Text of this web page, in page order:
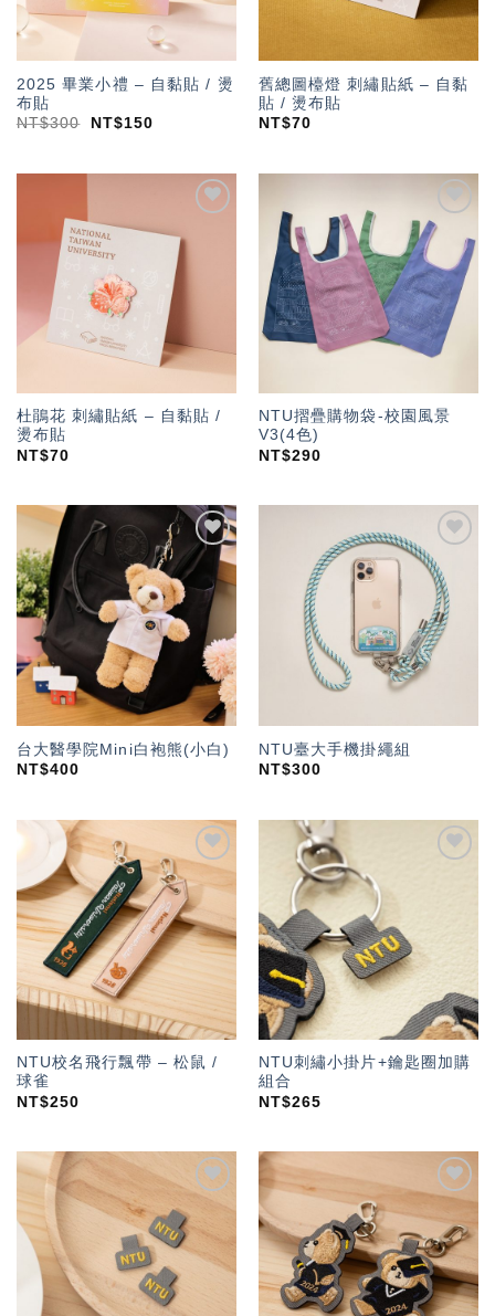
2025 畢業小禮 – 自黏貼 / 燙
布貼
NT$300 NT$150
舊總圖檯燈 刺繡貼紙 – 自黏
貼 / 燙布貼
NT$70
杜鵑花 刺繡貼紙 – 自黏貼 /
燙布貼
NT$70
「願
望輕
單」
NTU摺疊購物袋-校園風景
V3(4色)
NT$290
加入
「願
望輕
單」
台大醫學院Mini白袍熊(小白)
NT$400
「願
望輕
單」
NTU臺大手機掛繩組
NT$300
「願
望輕
單」
NTU校名飛行飄帶 – 松鼠 /
球雀
NT$250
NTU刺繡小掛片+鑰匙圈加購
組合
NT$265
加入
望輕
單」
「願
望輕
單」